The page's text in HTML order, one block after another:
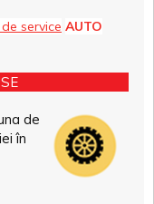
service AUTO
de
în